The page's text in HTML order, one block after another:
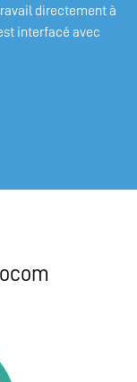
directement à
interfacé avec